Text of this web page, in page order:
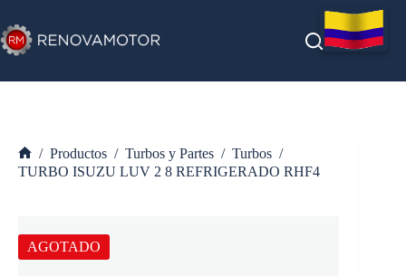
al
contenido
Inicio
/ Productos / Turbos y Partes / Turbos /
TURBO ISUZU LUV 2 8 REFRIGERADO RHF4
AGOTADO